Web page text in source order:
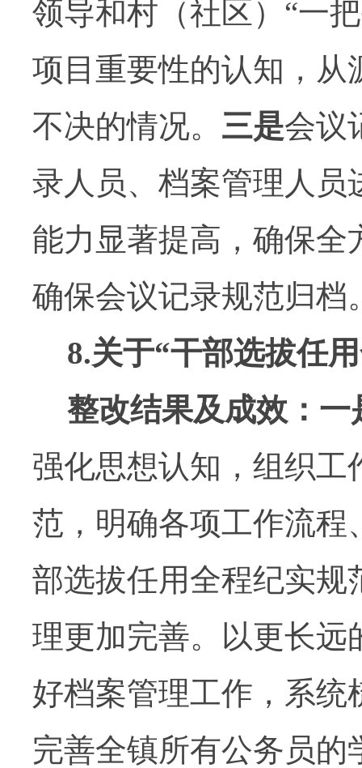
领导和村（社区） “一
项目重要性的认知，从
不决的情况。 三是会议
录人员、档案管理人员
能力显著提高，确保全
确保会议记录规范归档
8.关于“干部选拔任
整改结果及成效： 一
强化思想认知，组织工
范，明确各项工作流程
部选拔任用全程纪实规
理更加完善。以更长远
好档案管理工作，系统
完善全镇所有公务员